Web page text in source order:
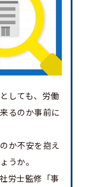
しても、労働
るのか事前に
か不安を抱え
うか。
労士監修「事